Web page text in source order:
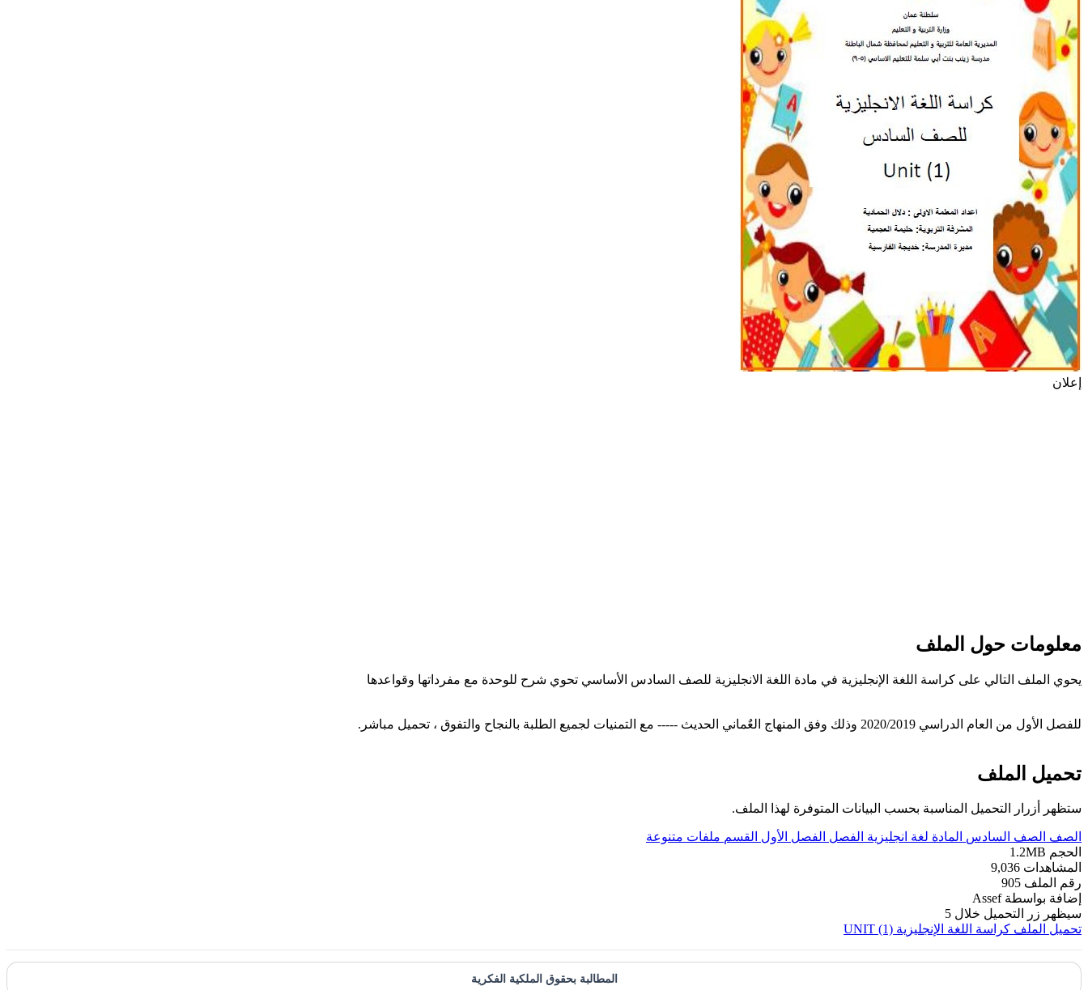
إعلان
معلومات حول الملف
يحوي الملف التالي على كراسة اللغة الإنجليزية في مادة اللغة الانجليزية للصف السادس الأساسي تحوي شرح للوحدة مع مفرداتها وقواعدها
للفصل الأول من العام الدراسي 2020/2019 وذلك وفق المنهاج العٌماني الحديث ----- مع التمنيات لجميع الطلبة بالنجاح والتفوق ، تحميل مباشر.
تحميل الملف
ستظهر أزرار التحميل المناسبة بحسب البيانات المتوفرة لهذا الملف.
الصف الصف السادس المادة لغة انجليزية الفصل الفصل الأول القسم ملفات متنوعة
الحجم 1.2MB
المشاهدات 9,036
رقم الملف 905
إضافة بواسطة Assef
سيظهر زر التحميل خلال 5
تحميل الملف كراسة اللغة الإنجليزية UNIT (1)
المطالبة بحقوق الملكية الفكرية